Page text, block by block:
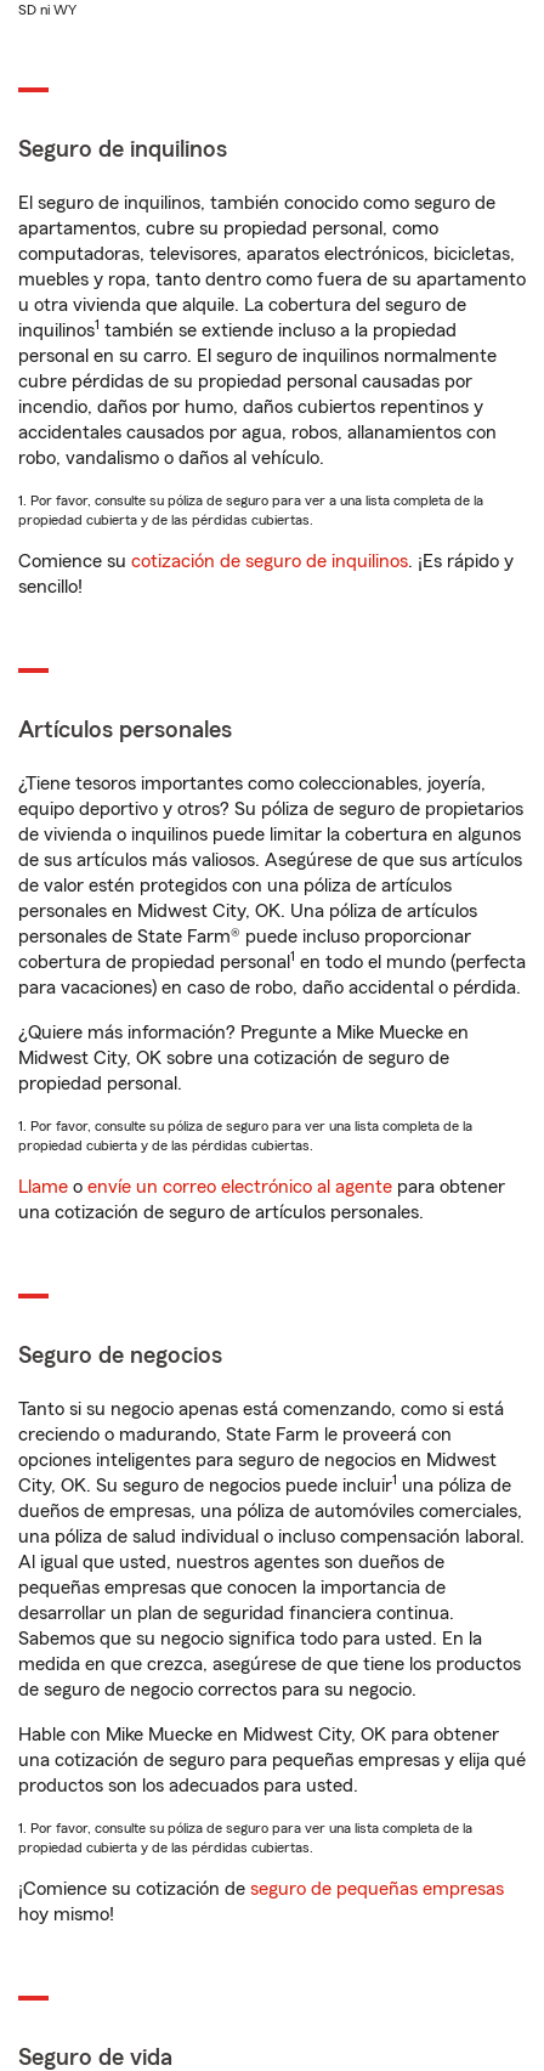
SD ni WY
Seguro de inquilinos
El seguro de inquilinos, también conocido como seguro de
apartamentos, cubre su propiedad personal, como
computadoras, televisores, aparatos electrónicos, bicicletas,
muebles y ropa, tanto dentro como fuera de su apartamento
u otra vivienda que alquile. La cobertura del seguro de
inquilinos1 también se extiende incluso a la propiedad
personal en su carro. El seguro de inquilinos normalmente
cubre pérdidas de su propiedad personal causadas por
incendio, daños por humo, daños cubiertos repentinos y
accidentales causados por agua, robos, allanamientos con
robo, vandalismo o daños al vehículo.
1. Por favor, consulte su póliza de seguro para ver a una lista completa de la
propiedad cubierta y de las pérdidas cubiertas.
Comience su cotización de seguro de inquilinos. ¡Es rápido y
sencillo!
Artículos personales
¿Tiene tesoros importantes como coleccionables, joyería,
equipo deportivo y otros? Su póliza de seguro de propietarios
de vivienda o inquilinos puede limitar la cobertura en algunos
de sus artículos más valiosos. Asegúrese de que sus artículos
de valor estén protegidos con una póliza de artículos
personales en Midwest City, OK. Una póliza de artículos
personales de State Farm® puede incluso proporcionar
cobertura de propiedad personal 1 en todo el mundo (perfecta
para vacaciones) en caso de robo, daño accidental o pérdida.
¿Quiere más información? Pregunte a Mike Muecke en
Midwest City, OK sobre una cotización de seguro de
propiedad personal.
1. Por favor, consulte su póliza de seguro para ver una lista completa de la
propiedad cubierta y de las pérdidas cubiertas.
Llame o envíe un correo electrónico al agente para obtener
una cotización de seguro de artículos personales.
Seguro de negocios
Tanto si su negocio apenas está comenzando, como si está
creciendo o madurando, State Farm le proveerá con
opciones inteligentes para seguro de negocios en Midwest
City, OK. Su seguro de negocios puede incluir1 una póliza de
dueños de empresas, una póliza de automóviles comerciales,
una póliza de salud individual o incluso compensación laboral.
Al igual que usted, nuestros agentes son dueños de
pequeñas empresas que conocen la importancia de
desarrollar un plan de seguridad financiera continua.
Sabemos que su negocio significa todo para usted. En la
medida en que crezca, asegúrese de que tiene los productos
de seguro de negocio correctos para su negocio.
Hable con Mike Muecke en Midwest City, OK para obtener
una cotización de seguro para pequeñas empresas y elija qué
productos son los adecuados para usted.
1. Por favor, consulte su póliza de seguro para ver una lista completa de la
propiedad cubierta y de las pérdidas cubiertas.
¡Comience su cotización de seguro de pequeñas empresas
hoy mismo!
Seguro de vida